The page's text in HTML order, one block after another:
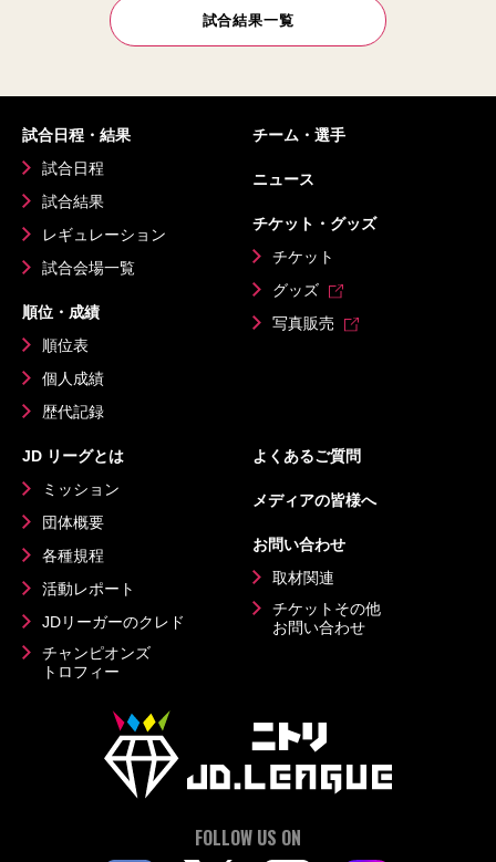
試合結果一覧
試合日程・結果
試合日程
試合結果
レギュレーション
試合会場一覧
順位・成績
順位表
個人成績
歴代記録
チーム・選手
ニュース
チケット・グッズ
チケット
グッズ
写真販売
JD リーグとは
ミッション
団体概要
各種規程
活動レポート
JDリーガーのクレド
チャンピオンズ
トロフィー
よくあるご質問
メディアの皆様へ
お問い合わせ
取材関連
チケットその他
お問い合わせ
FOLLOW US ON